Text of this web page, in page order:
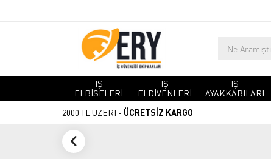
İŞ
ELBİSELERİ
İŞ
ELDİVENLERİ
İŞ
AYAKKABILARI
2000 TL ÜZERİ - ÜCRETSİZ KARGO